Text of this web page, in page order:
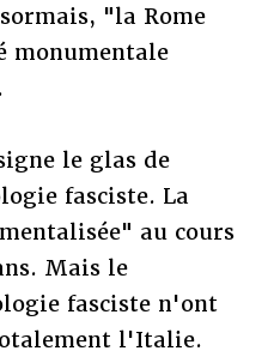
"la Rome
monumentale
.
le glas de
fasciste. La
au cours
Mais le
fasciste n'ont
l'Italie.